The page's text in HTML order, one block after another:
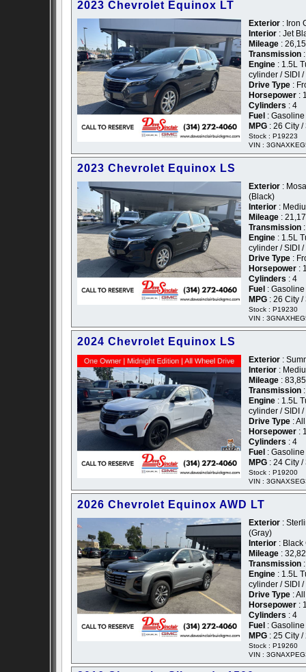
2023 Chevrolet Equinox LT
Exterior : Iron
Interior : Jet
Mileage :
Transmission
Engine : 1.5L
cylinder / SIDI /
Drive Type :
Horsepower :
Cylinders : 4
Fuel : Gasoline
MPG : 26 City /
Stock : P19223
VIN :
2023 Chevrolet Equinox LS
Exterior :
(Black)
Interior :
Mileage :
Transmission
Engine : 1.5L
cylinder / SIDI /
Drive Type :
Horsepower :
Cylinders : 4
Fuel : Gasoline
MPG : 26 City /
Stock : P19230
VIN :
2024 Chevrolet Equinox LS
Exterior :
Interior :
Mileage :
Transmission
Engine : 1.5L
cylinder / SIDI /
Drive Type :
Horsepower :
Cylinders : 4
Fuel : Gasoline
MPG : 24 City /
Stock : P19200
VIN :
2026 Chevrolet Equinox AWD LT
Exterior :
(Gray)
Interior : Black
Mileage :
Transmission
Engine : 1.5L
cylinder / SIDI /
Drive Type :
Horsepower :
Cylinders : 4
Fuel : Gasoline
MPG : 25 City /
Stock : P19260
VIN :